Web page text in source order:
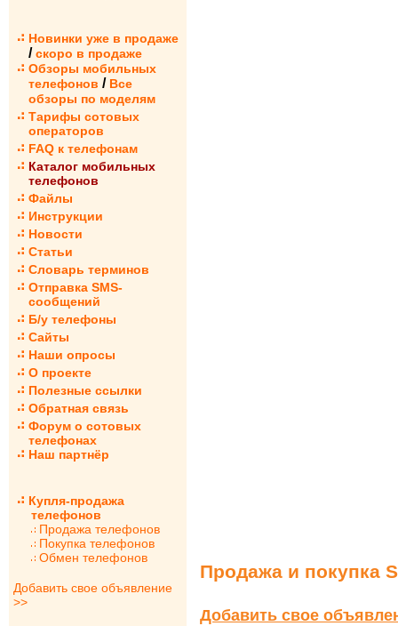
Новинки уже в продаже
/ скоро в продаже
Обзоры мобильных
телефонов / Все
обзоры по моделям
Тарифы сотовых
операторов
FAQ к телефонам
Каталог мобильных
телефонов
Файлы
Инструкции
Новости
Статьи
Словарь терминов
Отправка SMS-
сообщений
Б/у телефоны
Сайты
Наши опросы
О проекте
Полезные ссылки
Обратная связь
Форум о сотовых
телефонах
Наш партнёр
Купля-продажа
телефонов
Продажа телефонов
Покупка телефонов
Обмен телефонов
Добавить свое объявление
>>
Продажа и покупка
Добавить свое